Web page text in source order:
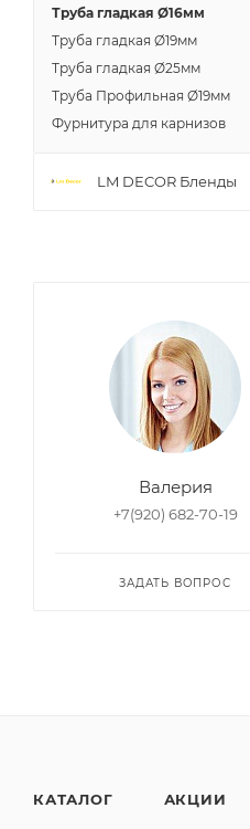
Труба гладкая Ø16мм
Труба гладкая Ø19мм
Труба гладкая Ø25мм
Труба Профильная Ø19мм
Фурнитура для карнизов
LM DECOR Бленды
Валерия
+7(920) 682-70-19
ЗАДАТЬ ВОПРОС
КАТАЛОГ АКЦИИ